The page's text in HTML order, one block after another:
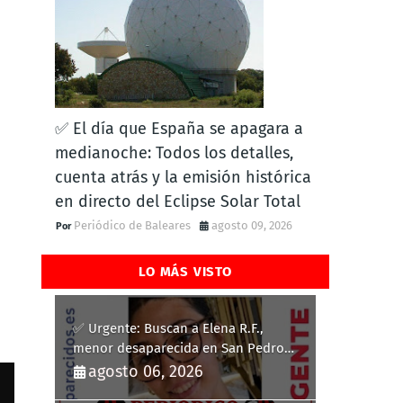
✅ El día que España se apagara a
medianoche: Todos los detalles,
cuenta atrás y la emisión histórica
en directo del Eclipse Solar Total
Periódico de Baleares agosto 09, 2026
LO MÁS VISTO
✅ Urgente: Buscan a Elena R.F.,
menor desaparecida en San Pedro
del Pinatar
agosto 06, 2026